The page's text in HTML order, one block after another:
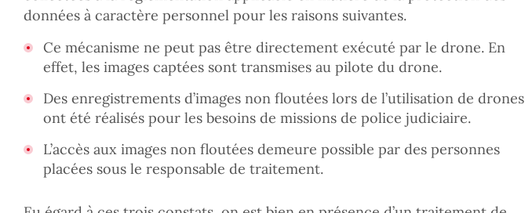
données à caractère personnel pour les raisons suivantes.
Ce mécanisme ne peut pas être directement exécuté par le drone. En
effet, les images captées sont transmises au pilote du drone.
Des enregistrements d’images non floutées lors de l’utilisation de drones
ont été réalisés pour les besoins de missions de police judiciaire.
L’accès aux images non floutées demeure possible par des personnes
placées sous le responsable de traitement.